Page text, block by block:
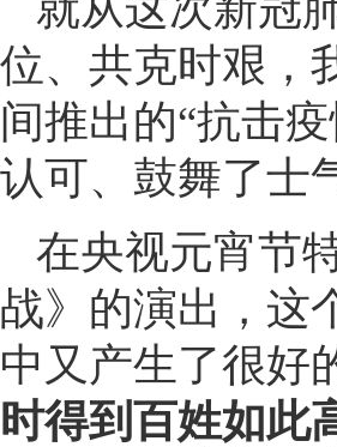
位、共克时艰，
间推出的“抗击
认可、鼓舞了士
在央视元宵节
战》的演出，这
中又产生了很好
时得到百姓如此